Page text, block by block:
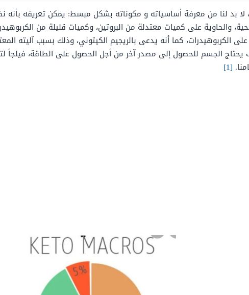
لا بد لنا من معرفة أساسياته و مكوناته بشكل مبسط: يمكن تعريفه بأنه
والحاوية على كميات معتدلة من البروتين، وكميات قليلة من
الكربوهيدرات، كما أنه يدعى بالريجيم الكيتوني، وذلك بسبب آليته
يحتاج الجسم للحصول إلى مصدر آخر من أجل الحصول على الطاقة، فيلجأ
[1]